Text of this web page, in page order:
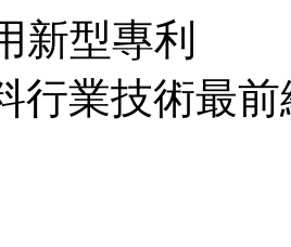
新型專利
行業技術最前